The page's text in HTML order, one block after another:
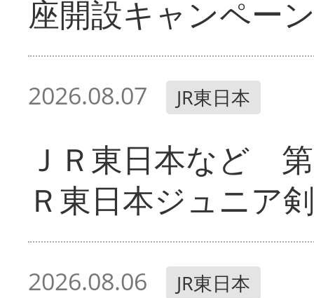
座開設キャンペー
2026.08.07 JR東日本
ＪＲ東日本など
Ｒ東日本ジュニア
2026.08.06 JR東日本